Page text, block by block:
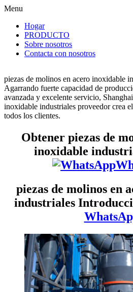
Menu
Hogar
PRODUCTO
Sobre nosotros
Contacta con nosotros
piezas de molinos en acero inoxidable
Agarrando fuerte capacidad de
avanzada y excelente servicio,
inoxidable industriales proveedor crea
todos los clientes.
Obtener piezas de
inoxidable
piezas de molinos en
industriales